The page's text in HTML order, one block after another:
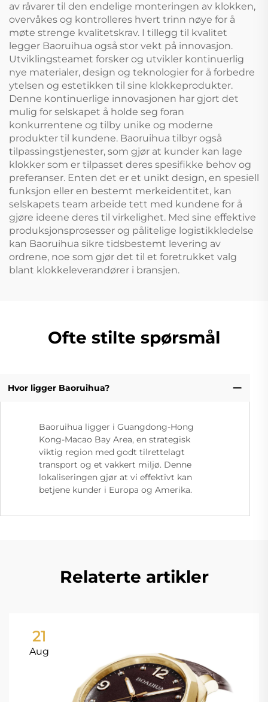
av råvarer til den endelige monteringen av klokken,
overvåkes og kontrolleres hvert trinn nøye for å
møte strenge kvalitetskrav. I tillegg til kvalitet
legger Baoruihua også stor vekt på innovasjon.
Utviklingsteamet forsker og utvikler kontinuerlig
nye materialer, design og teknologier for å forbedre
ytelsen og estetikken til sine klokkeprodukter.
Denne kontinuerlige innovasjonen har gjort det
mulig for selskapet å holde seg foran
konkurrentene og tilby unike og moderne
produkter til kundene. Baoruihua tilbyr også
tilpassingstjenester, som gjør at kunder kan lage
klokker som er tilpasset deres spesifikke behov og
preferanser. Enten det er et unikt design, en spesiell
funksjon eller en bestemt merkeidentitet, kan
selskapets team arbeide tett med kundene for å
gjøre ideene deres til virkelighet. Med sine effektive
produksjonsprosesser og pålitelige logistikkledelse
kan Baoruihua sikre tidsbestemt levering av
ordrene, noe som gjør det til et foretrukket valg
blant klokkeleverandører i bransjen.
Ofte stilte spørsmål
Hvor ligger Baoruihua?
Baoruihua ligger i Guangdong-Hong
Kong-Macao Bay Area, en strategisk
viktig region med godt tilrettelagt
transport og et vakkert miljø. Denne
lokaliseringen gjør at vi effektivt kan
betjene kunder i Europa og Amerika.
Relaterte artikler
21
Aug